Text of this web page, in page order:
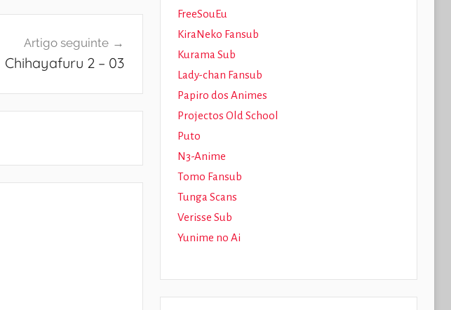
Artigo seguinte
Chihayafuru 2 – 03
FreeSouEu
KiraNeko Fansub
Kurama Sub
Lady-chan Fansub
Papiro dos Animes
Projectos Old School
Puto
N3-Anime
Tomo Fansub
Tunga Scans
Verisse Sub
Yunime no Ai